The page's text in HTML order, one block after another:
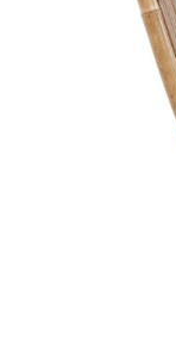
Предоставената
Добавете
количката" и
вноски на
Предоставената
Добавете
количката" и
Когато плащате
поръчката Ви
разполагате с
Отложено до 30
поръчката без